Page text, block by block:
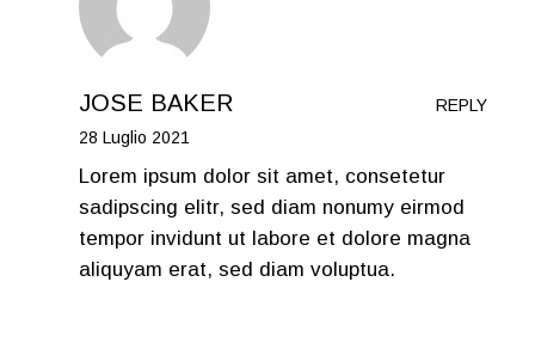
JOSE BAKER
28 Luglio 2021
REPLY
Lorem ipsum dolor sit amet, consetetur
sadipscing elitr, sed diam nonumy eirmod
tempor invidunt ut labore et dolore magna
aliquyam erat, sed diam voluptua.